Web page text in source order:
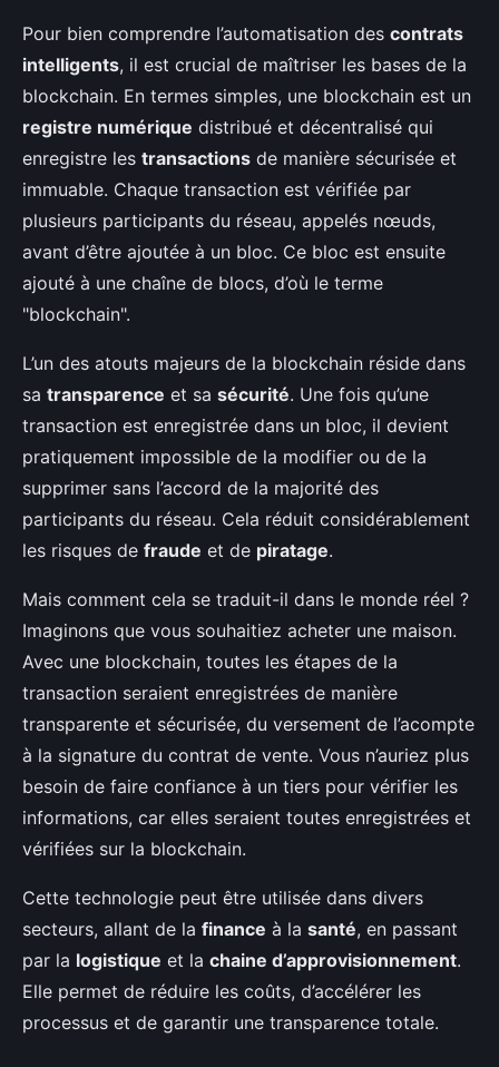
Pour bien comprendre l’automatisation des contrats
intelligents, il est crucial de maîtriser les bases de la
blockchain. En termes simples, une blockchain est un
registre numérique distribué et décentralisé qui
enregistre les transactions de manière sécurisée et
immuable. Chaque transaction est vérifiée par
plusieurs participants du réseau, appelés nœuds,
avant d’être ajoutée à un bloc. Ce bloc est ensuite
ajouté à une chaîne de blocs, d’où le terme
"blockchain".
L’un des atouts majeurs de la blockchain réside dans
sa transparence et sa sécurité. Une fois qu’une
transaction est enregistrée dans un bloc, il devient
pratiquement impossible de la modifier ou de la
supprimer sans l’accord de la majorité des
participants du réseau. Cela réduit considérablement
les risques de fraude et de piratage.
Mais comment cela se traduit-il dans le monde réel ?
Imaginons que vous souhaitiez acheter une maison.
Avec une blockchain, toutes les étapes de la
transaction seraient enregistrées de manière
transparente et sécurisée, du versement de l’acompte
à la signature du contrat de vente. Vous n’auriez plus
besoin de faire confiance à un tiers pour vérifier les
informations, car elles seraient toutes enregistrées et
vérifiées sur la blockchain.
Cette technologie peut être utilisée dans divers
secteurs, allant de la finance à la santé, en passant
par la logistique et la chaine d’approvisionnement.
Elle permet de réduire les coûts, d’accélérer les
processus et de garantir une transparence totale.